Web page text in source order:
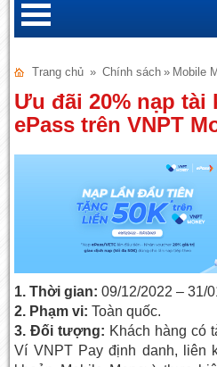
Trang chủ » Chính sách » Mobile
Ưu đãi 20% nạp tài
ePass trên VNPT
1. Thời gian:09/12/2022 – 31/
2. Phạm vi:Toàn quốc.
3. Đối tượng: Khách hàng có
Ví VNPT Pay định danh, liên